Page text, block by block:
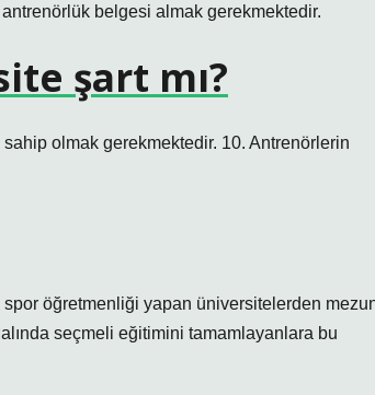
antrenörlük belgesi almak gerekmektedir.
şart mı?
olmak gerekmektedir. 10. Antrenörlerin
öğretmenliği yapan üniversitelerden
seçmeli eğitimini tamamlayanlara bu